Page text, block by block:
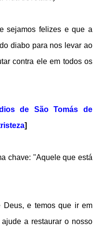
sejamos felizes e que a
diabo para nos levar ao
contra ele em todos os
de São Tomás de
]
chave: "Aquele que está
Deus, e temos que ir em
a restaurar o nosso